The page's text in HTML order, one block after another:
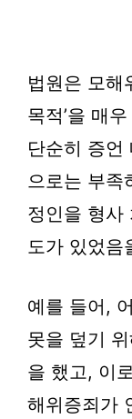
법원은 모해
목적’을 매
단순히 증언
으로는 부족
정인을 형사
도가 있었음
예를 들어,
못을 덮기
을 했고, 이
해위증죄가